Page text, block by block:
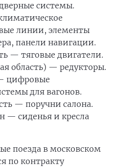
системы.
линии, элементы
панели навигации.
— тяговые двигатели.
область) — редукторы.
цифровые
для вагонов.
— поручни салона.
— сиденья и кресла
поезда в московском
по контракту